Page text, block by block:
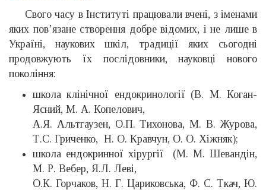
Свого часу в Інституті працювали вчені, з іменами
яких пов’язане створення добре відомих, і не лише в
Україні, наукових шкіл, традиції яких сьогодні
продовжують їх послідовники, науковці нового
покоління:
школа клінічної ендокринології (В. М. Коган-
Ясний, М. А. Копелович,
А.Я. Альтгаузен, О.П. Тихонова, М. В. Журова,
Т.С. Гриченко, Н. О. Кравчун, О. О. Хіжняк);
школа ендокринної хірургії (М. М. Шевандін,
М. Р. Вебер, Я.Л. Леві,
О.К. Горчаков, Н. Г. Цариковська, Ф. С. Ткач, Ю.